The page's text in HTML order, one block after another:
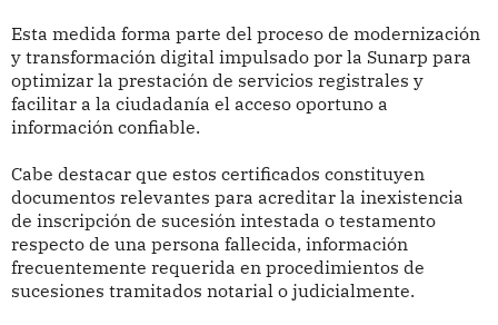
Esta medida forma parte del proceso de modernización
y transformación digital impulsado por la Sunarp para
optimizar la prestación de servicios registrales y
facilitar a la ciudadanía el acceso oportuno a
información confiable.
Cabe destacar que estos certificados constituyen
documentos relevantes para acreditar la inexistencia
de inscripción de sucesión intestada o testamento
respecto de una persona fallecida, información
frecuentemente requerida en procedimientos de
sucesiones tramitados notarial o judicialmente.